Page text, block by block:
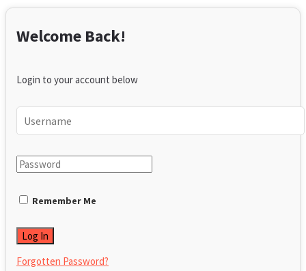
Welcome Back!
Login to your account below
Remember Me
Forgotten Password?